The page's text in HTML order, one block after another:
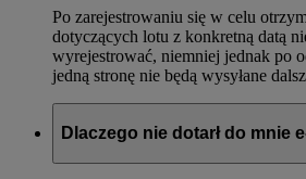
Po zarejestrowaniu się w celu
dotyczących lotu z konkretną datą
wyrejestrować, niemniej jednak po
jedną stronę nie będą wysyłane
Dlaczego nie dotarł do mnie